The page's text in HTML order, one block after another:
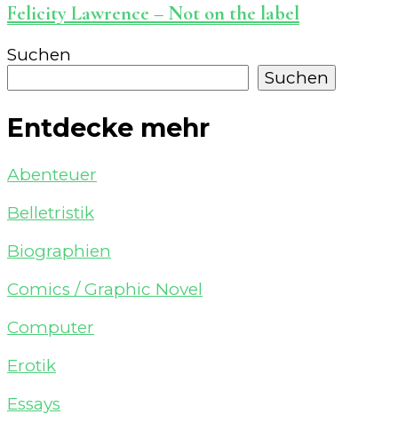
Felicity Lawrence – Not on the label
Suchen
Suchen
Entdecke mehr
Abenteuer
Belletristik
Biographien
Comics / Graphic Novel
Computer
Erotik
Essays